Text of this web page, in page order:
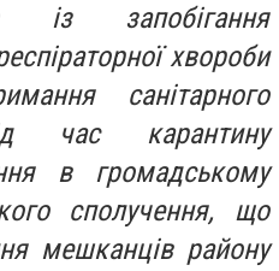
із запобігання
хвороби
санітарного
час карантину
в громадському
сполучення, що
мешканців району